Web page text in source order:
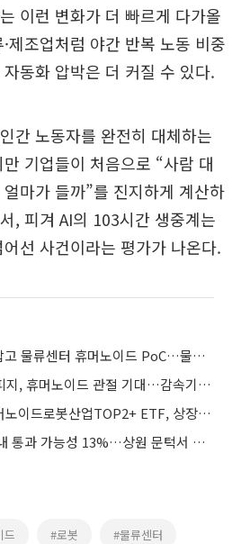
이런 변화가 더 빠르게 다가올
제조업처럼 야간 반복 노동 비중
동화 압박은 더 커질 수 있다.
간 노동자를 완전히 대체하는
기업들이 처음으로 “사람 대
마가 들까”를 진지하게 계산하
, 피겨 AI의 103시간 생중계는
선 사건이라는 평가가 나온다.
LG CNS, 컬리과 손잡고 물류센터 휴머노이드 PoC…물류 지능화 추진
스몰인사이트 "에스피지, 휴머노이드 관절 기대…감속기 넘어 액추에이터 확장"
한투운용 "ACE K휴머노이드로봇산업TOP2+ ETF, 상장 후 1개월 수익률 1위"
美 클래리티 법안 연내 통과 가능성 13%…상원 문턱서 제동
드 #로봇 #물류센터